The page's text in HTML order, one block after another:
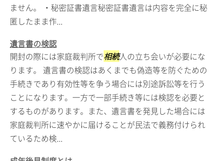
ません。 ・秘密証書遺言秘密証書遺言は内容を完全に秘
匿したまま作...
遺言書の検認
開封の際には家庭裁判所で相続人の立ち会いが必要にな
ります。 遺言書の検認はあくまでも偽造等を防ぐための
手続きであり有効性等を争う場合には別途訴訟等を行う
ことになります。一方で一部手続き等には検認を必要と
するものがあります。また、遺言書を発見した場合には
家庭裁判所に速やかに届けることが民法で義務付けられ
ているため検...